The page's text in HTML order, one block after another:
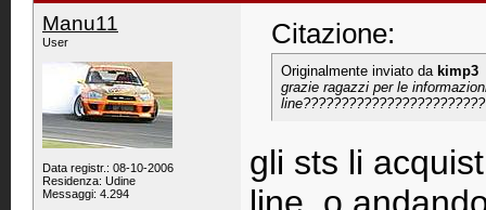
Manu11
User
Data registr.: 08-10-2006
Residenza: Udine
Messaggi: 4.294
Citazione:
Originalmente inviato da kimp3
grazie ragazzi per le
gli sts li